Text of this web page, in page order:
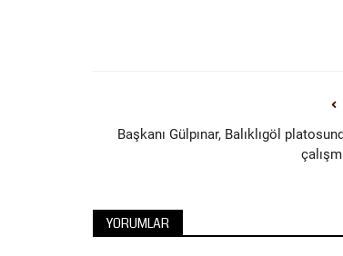
Başkanı Gülpınar, Balıklıgöl
YORUMLAR